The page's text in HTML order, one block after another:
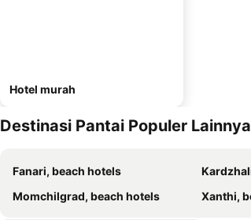
Hotel murah
Destinasi Pantai Populer Lainnya
Fanari, beach hotels
Momchilgrad, beach hotels
Xanthi,